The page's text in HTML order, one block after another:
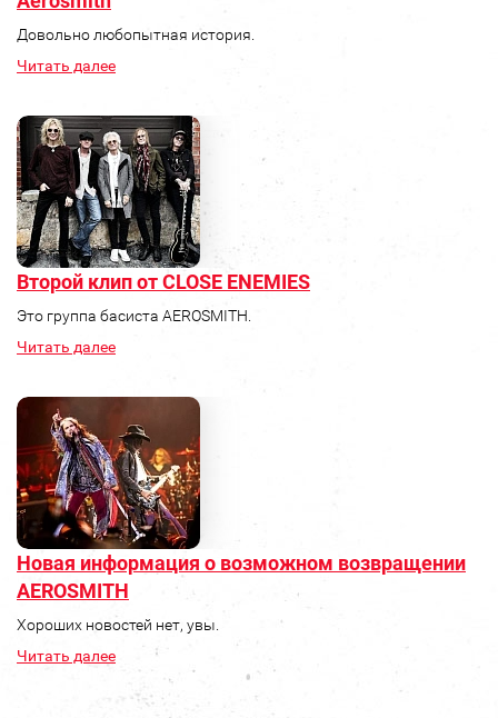
Довольно любопытная история.
Читать далее
Второй клип от CLOSE ENEMIES
Это группа басиста AEROSMITH.
Читать далее
Новая информация о возможном возвращении
AEROSMITH
Хороших новостей нет, увы.
Читать далее